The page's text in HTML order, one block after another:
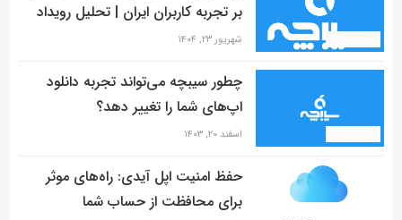
بر تجربه کاربران ایران | تحلیل رویداد
شهریور ۲۳, ۱۴۰۴
چطور سیبچه می‌تواند تجربه دانلود
اپ‌های شما را تغییر دهد؟
اسفند ۲۰, ۱۴۰۳
حفظ امنیت اپل آیدی: راه‌های موثر
برای محافظت از حساب شما